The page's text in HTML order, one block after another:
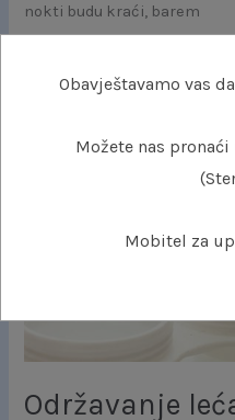
nokti budu kraći, barem
Održavanje
Održavanje
Obavještavamo vas
Možete nas pronaći
Mobitel za